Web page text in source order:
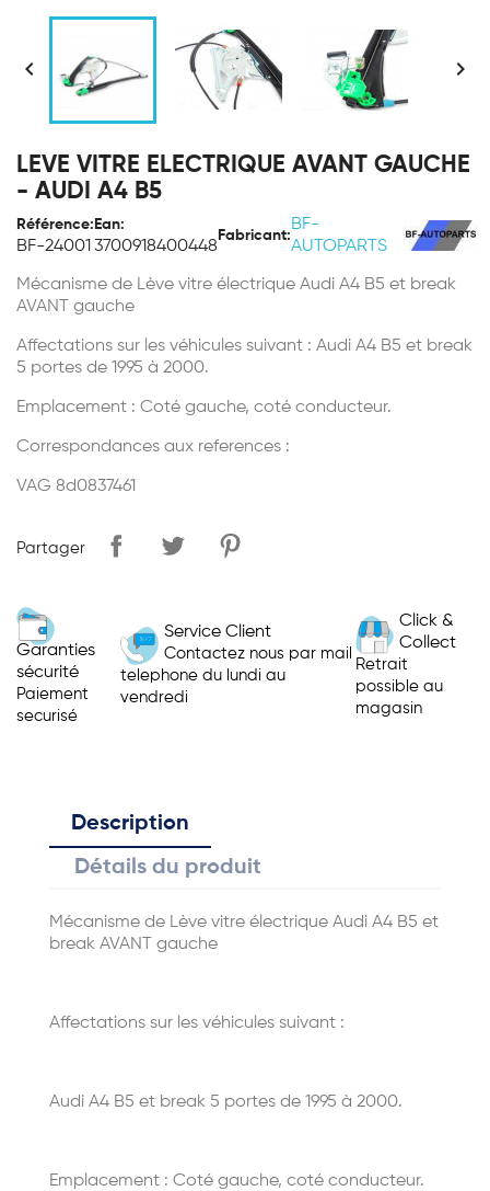
 
LEVE VITRE ELECTRIQUE AVANT GAUCHE
- AUDI A4 B5
Référence:
BF-24001
Ean:
3700918400448
Fabricant:
BF-
AUTOPARTS
Mécanisme de Lève vitre électrique Audi A4 B5 et break
AVANT gauche
Affectations sur les véhicules suivant : Audi A4 B5 et break
5 portes de 1995 à 2000.
Emplacement : Coté gauche, coté conducteur.
Correspondances aux references :
VAG 8d0837461
Partager
Garanties
sécurité
Paiement
securisé
Service Client
Contactez nous par mail
telephone du lundi au
vendredi
Click &
Collect
Retrait
possible au
magasin
Description
Détails du produit
Mécanisme de Lève vitre électrique Audi A4 B5 et
break AVANT gauche
Affectations sur les véhicules suivant :
Audi A4 B5 et break 5 portes de 1995 à 2000.
Emplacement : Coté gauche, coté conducteur.